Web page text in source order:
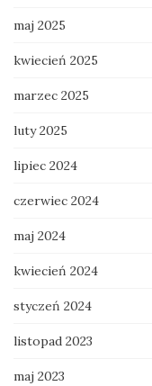
maj 2025
kwiecień 2025
marzec 2025
luty 2025
lipiec 2024
czerwiec 2024
maj 2024
kwiecień 2024
styczeń 2024
listopad 2023
maj 2023